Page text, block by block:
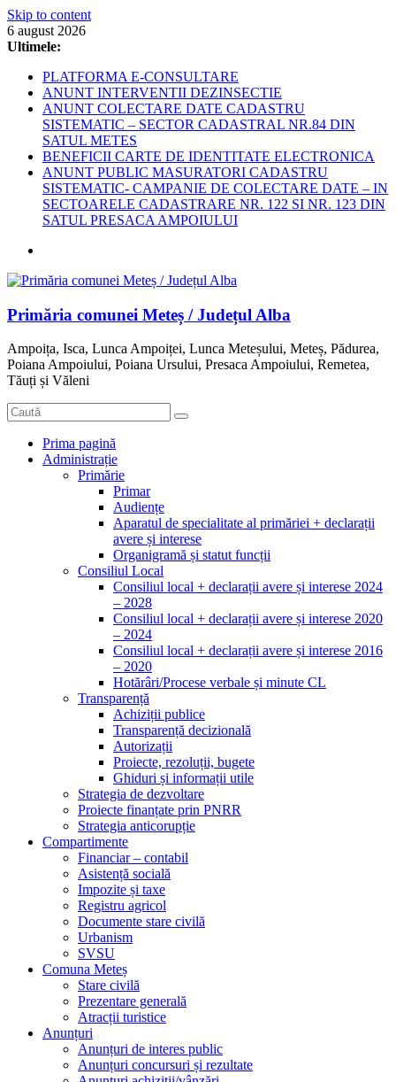
Skip to content
6 august 2026
Ultimele:
PLATFORMA E-CONSULTARE
ANUNT INTERVENTII DEZINSECTIE
ANUNT COLECTARE DATE CADASTRU
SISTEMATIC – SECTOR CADASTRAL NR.84 DIN
SATUL METES
BENEFICII CARTE DE IDENTITATE ELECTRONICA
ANUNT PUBLIC MASURATORI CADASTRU
SISTEMATIC- CAMPANIE DE COLECTARE DATE – IN
SECTOARELE CADASTRARE NR. 122 SI NR. 123 DIN
SATUL PRESACA AMPOIULUI
Primăria comunei Meteș / Județul Alba
Ampoița, Isca, Lunca Ampoiței, Lunca Meteșului, Meteș, Pădurea,
Poiana Ampoiului, Poiana Ursului, Presaca Ampoiului, Remetea,
Tăuți și Văleni
Prima pagină
Administrație
Primărie
Primar
Audiențe
Aparatul de specialitate al primăriei + declarații
avere și interese
Organigramă și statut funcții
Consiliul Local
Consiliul local + declarații avere și interese 2024
– 2028
Consiliul local + declarații avere și interese 2020
– 2024
Consiliul local + declarații avere și interese 2016
– 2020
Hotărâri/Procese verbale și minute CL
Transparență
Achiziții publice
Transparență decizională
Autorizații
Proiecte, rezoluții, bugete
Ghiduri și informații utile
Strategia de dezvoltare
Proiecte finanțate prin PNRR
Strategia anticorupție
Compartimente
Financiar – contabil
Asistență socială
Impozite și taxe
Registru agricol
Documente stare civilă
Urbanism
SVSU
Comuna Meteș
Stare civilă
Prezentare generală
Atracții turistice
Anunțuri
Anunțuri de interes public
Anunțuri concursuri și rezultate